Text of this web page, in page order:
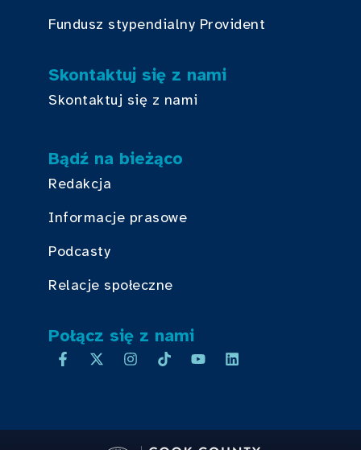
Fundusz stypendialny Provident
Skontaktuj się z nami
Skontaktuj się z nami
Bądź na bieżąco
Redakcja
Informacje prasowe
Podcasty
Relacje społeczne
Połącz się z nami